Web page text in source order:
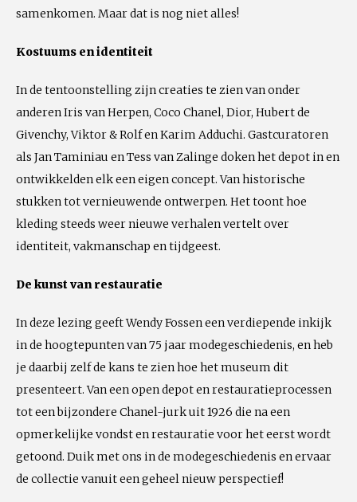
samenkomen. Maar dat is nog niet alles!
Kostuums en identiteit
In de tentoonstelling zijn creaties te zien van onder
anderen Iris van Herpen, Coco Chanel, Dior, Hubert de
Givenchy, Viktor & Rolf en Karim Adduchi. Gastcuratoren
als Jan Taminiau en Tess van Zalinge doken het depot in en
ontwikkelden elk een eigen concept. Van historische
stukken tot vernieuwende ontwerpen. Het toont hoe
kleding steeds weer nieuwe verhalen vertelt over
identiteit, vakmanschap en tijdgeest.
De kunst van restauratie
In deze lezing geeft Wendy Fossen een verdiepende inkijk
in de hoogtepunten van 75 jaar modegeschiedenis, en heb
je daarbij zelf de kans te zien hoe het museum dit
presenteert. Van een open depot en restauratieprocessen
tot een bijzondere Chanel-jurk uit 1926 die na een
opmerkelijke vondst en restauratie voor het eerst wordt
getoond. Duik met ons in de modegeschiedenis en ervaar
de collectie vanuit een geheel nieuw perspectief!